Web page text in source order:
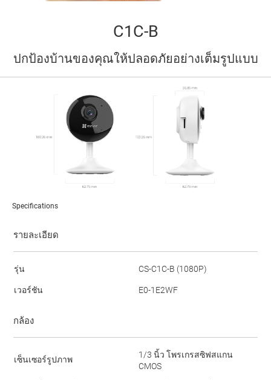
C1C-B
ปกป้องบ้านของคุณให้ปลอดภัยอย่างเต็มรูปแบบ
Specifications
รายละเอียด
รุ่น CS-C1C-B (1080P)
เวอร์ชัน E0-1E2WF
กล้อง
เซ็นเซอร์รูปภาพ
1/3 นิ้ว โพรเกรสซิฟสแกน
CMOS